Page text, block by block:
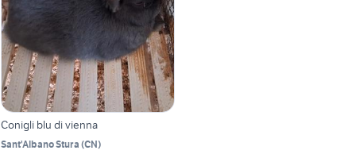
Conigli blu di vienna
Sant'Albano Stura (CN)